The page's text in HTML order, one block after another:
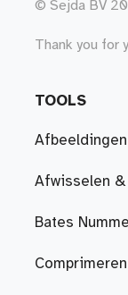
© Sejda BV
Thank you for
TOOLS
Afwisselen &
Bates
Comprimeren